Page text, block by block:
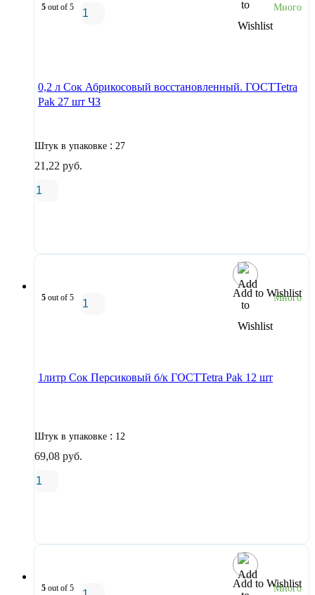
5 out of 5 Много
0,2 л Сок Абрикосовый восстановленный. ГОСТTetra
Pak 27 шт ЧЗ
Штук в упаковке : 27
21,22 руб.
Add to Wishlist
5 out of 5 Много
1литр Сок Персиковый б/к ГОСТTetra Pak 12 шт
Штук в упаковке : 12
69,08 руб.
Add to Wishlist
5 out of 5 Много